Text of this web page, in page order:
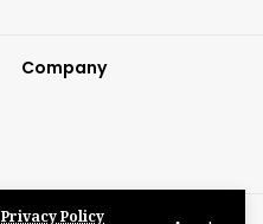
Privacy Policy
Company